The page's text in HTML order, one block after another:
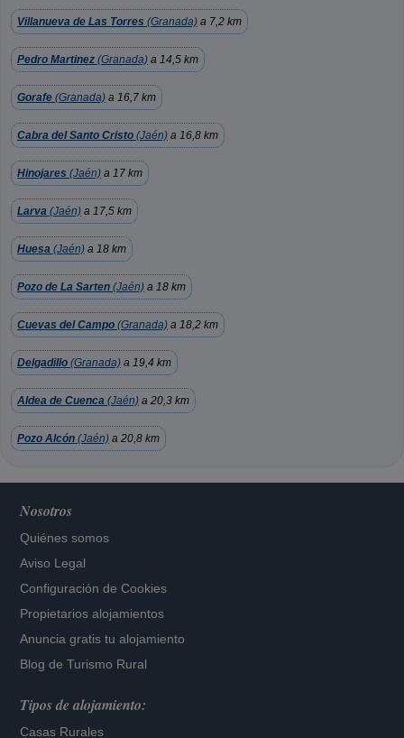
Villanueva de Las Torres (Granada) a 7,2 km
Pedro Martinez (Granada) a 14,5 km
Gorafe (Granada) a 16,7 km
Cabra del Santo Cristo (Jaén) a 16,8 km
Hinojares (Jaén) a 17 km
Larva (Jaén) a 17,5 km
Huesa (Jaén) a 18 km
Pozo de La Sarten (Jaén) a 18 km
Cuevas del Campo (Granada) a 18,2 km
Delgadillo (Granada) a 19,4 km
Aldea de Cuenca (Jaén) a 20,3 km
Pozo Alcón (Jaén) a 20,8 km
Nosotros
Quiénes somos
Aviso Legal
Configuración de Cookies
Propietarios alojamientos
Anuncia gratis tu alojamiento
Blog de Turismo Rural
Tipos de alojamiento:
Casas Rurales